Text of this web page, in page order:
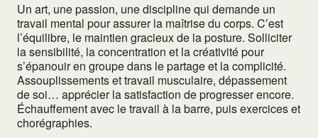
Un art, une passion, une discipline qui demande un
travail mental pour assurer la maîtrise du corps. C’est
l’équilibre, le maintien gracieux de la posture. Solliciter
la sensibilité, la concentration et la créativité pour
s’épanouir en groupe dans le partage et la complicité.
Assouplissements et travail musculaire, dépassement
de soi… apprécier la satisfaction de progresser encore.
Échauffement avec le travail à la barre, puis exercices et
chorégraphies.